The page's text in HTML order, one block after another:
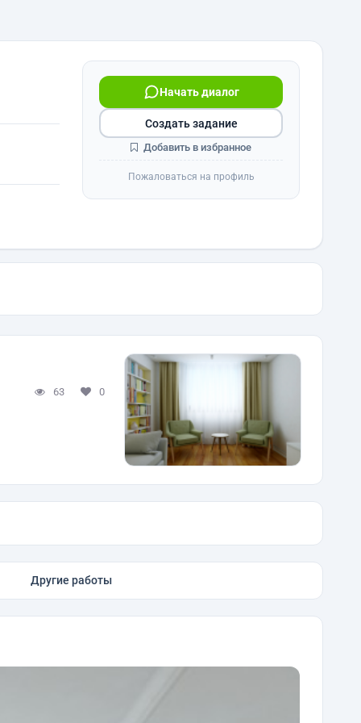
Начать диалог
Создать задание
Добавить в избранное
Пожаловаться на профиль
63 0
Другие работы